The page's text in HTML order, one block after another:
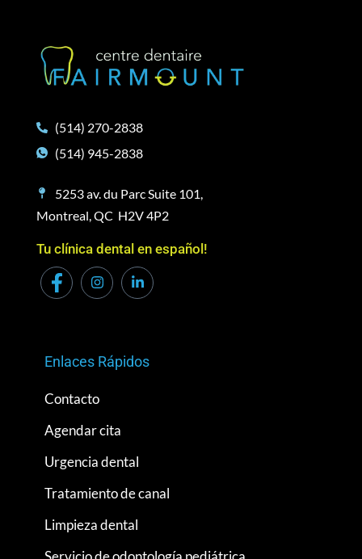
(514) 270-2838
(514) 945-2838
5253 av. du Parc Suite 101,
Montreal, QC H2V 4P2
Tu clínica dental en español!
Enlaces Rápidos
Contacto
Agendar cita
Urgencia dental
Tratamiento de canal
Limpieza dental